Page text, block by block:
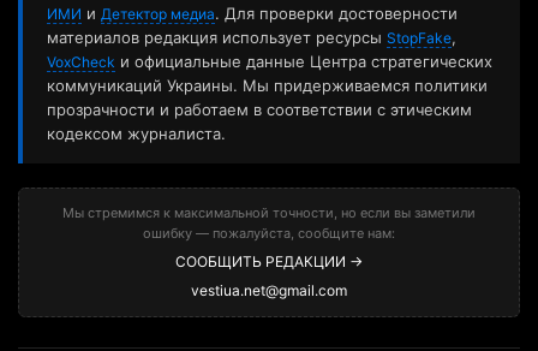
ИМИ и Детектор медиа. Для проверки достоверности
материалов редакция использует ресурсы StopFake,
VoxCheck и официальные данные Центра стратегических
коммуникаций Украины. Мы придерживаемся политики
прозрачности и работаем в соответствии с этическим
кодексом журналиста.
Мы стремимся к максимальной точности, но если вы заметили
ошибку — пожалуйста, сообщите нам:
СООБЩИТЬ РЕДАКЦИИ →
vestiua.net@gmail.com